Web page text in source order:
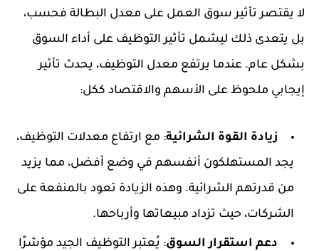
لا يقتصر تأثير سوق العمل على معدل البطالة فحسب،
بل يتعدى ذلك ليشمل تأثير التوظيف على أداء السوق
بشكل عام. عندما يرتفع معدل التوظيف، يحدث تأثير
إيجابي ملحوظ على الأسهم والاقتصاد ككل:
زيادة القوة الشرائية: مع ارتفاع معدلات التوظيف،
يجد المستهلكون أنفسهم في وضع أفضل، مما يزيد
من قدرتهم الشرائية. وهذه الزيادة تعود بالمنفعة على
الشركات، حيث تزداد مبيعاتها وأرباحها.
دعم استقرار السوق: يُعتبر التوظيف الجيد مؤشرًا